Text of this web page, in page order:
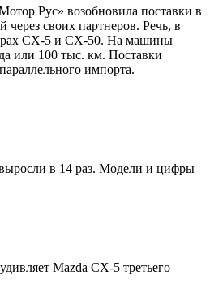
Рус» возобновила поставки в
своих партнеров. Речь, в
CX-5 и CX-50. На машины
или 100 тыс. км. Поставки
импорта.
в 14 раз. Модели и цифры
Mazda CX-5 третьего